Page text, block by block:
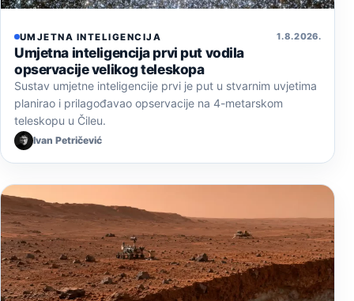
UMJETNA INTELIGENCIJA 1. 8. 2026.
Umjetna inteligencija prvi put vodila
opservacije velikog teleskopa
Sustav umjetne inteligencije prvi je put u stvarnim uvjetima
planirao i prilagođavao opservacije na 4-metarskom
teleskopu u Čileu.
Ivan Petričević